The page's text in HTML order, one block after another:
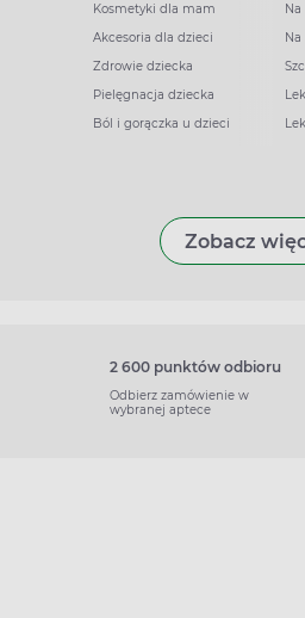
Kosmetyki dla mam
Akcesoria dla dzieci
Zdrowie dziecka
Pielęgnacja dziecka
Ból i gorączka u dzieci
Zobacz
2 600 punktów odbioru
Odbierz zamówienie w
wybranej aptece